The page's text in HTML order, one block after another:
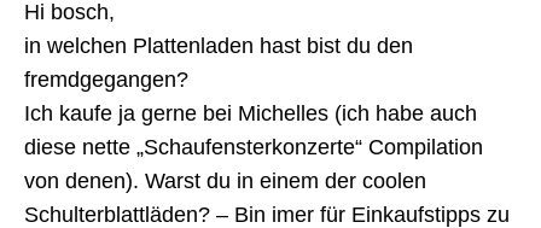
Hi bosch,
in welchen Plattenladen hast bist du den
fremdgegangen?
Ich kaufe ja gerne bei Michelles (ich habe auch
diese nette „Schaufensterkonzerte“ Compilation
von denen). Warst du in einem der coolen
Schulterblattläden? – Bin imer für Einkaufstipps zu